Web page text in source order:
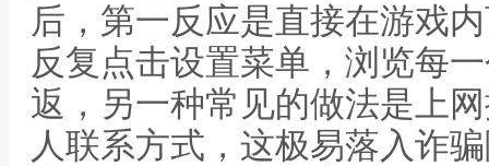
后，第一反应是直接在游戏
反复点击设置菜单，浏览每
返，另一种常见的做法是上
人联系方式，这极易落入诈